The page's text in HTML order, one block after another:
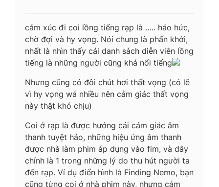
cảm xúc đi coi lồng tiếng rạp là ….. háo hức,
chờ đợi và hy vọng. Nói chung là phấn khởi,
nhất là nhìn thấy cái danh sách diễn viên lồng
tiếng là những người cũng khá nổi tiếng
Nhưng cũng có đôi chút hơi thất vọng (có lẽ
vì hy vọng wá nhiều nên cảm giác thất vọng
này thật khó chịu)
Coi ở rạp là được hưởng cái cảm giác âm
thanh tuyệt hảo, những hiệu ứng âm thanh
được nhà làm phim áp dụng vào fim, và đây
chính là 1 trong những lý do thu hút người ta
đến rạp. Ví dụ điển hình là Finding Nemo, bạn
cũng từng coi ở nhà phim này, nhưng cảm